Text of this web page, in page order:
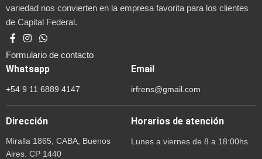
variedad nos convierten en la empresa favorita para los clientes
de Capital Federal.
Formulario de contacto
Whatsapp
+54 9 11 6889 4147
Email
irfrens@gmail.com
Dirección
Miralla 1865, CABA, Buenos
Aires. CP 1440
Horarios de atención
Lunes a viernes de 8 a 18:00hs